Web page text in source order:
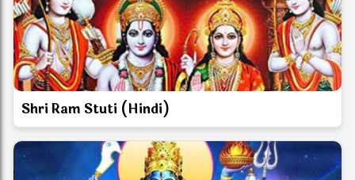
Shri Ram Stuti (Hindi)